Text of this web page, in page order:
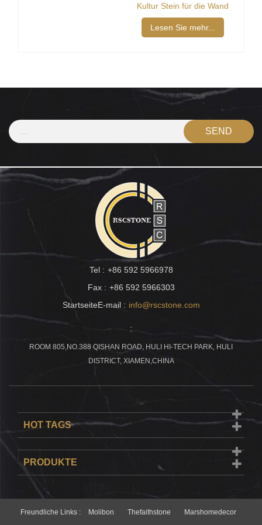
Kultur Stein für die Wand
Lesen Sie mehr...
Tel : +86 592 5966978
Fax : +86 592 5966303
StartseiteE-mail : info@rscstone.com
:
ROOM 805,NO.388 QISHAN ROAD, HULI HI-TECH PARK, HULI
DISTRICT, XIAMEN,CHINA
HOT TAGS
PRODUKTE
Freundliche Links : Molibon Thefaithstone
Marshomedecor